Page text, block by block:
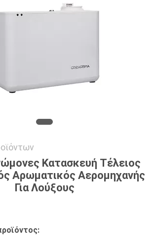
Κατασκευή Τέλειος
Αρωματικός Αερομηχανής
Για Λούξους